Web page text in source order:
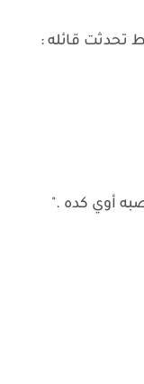
تحدثت قائله :
أوي كده ."